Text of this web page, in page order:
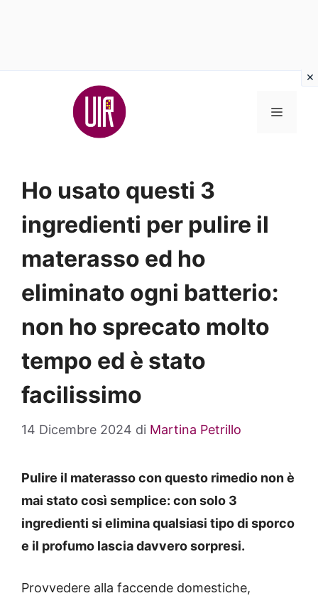
MENU
Ho usato questi 3
ingredienti per pulire il
materasso ed ho
eliminato ogni batterio:
non ho sprecato molto
tempo ed è stato
facilissimo
14 Dicembre 2024 di Martina Petrillo
Pulire il materasso con questo rimedio non è
mai stato così semplice: con solo 3
ingredienti si elimina qualsiasi tipo di sporco
e il profumo lascia davvero sorpresi.
Provvedere alla faccende domestiche,